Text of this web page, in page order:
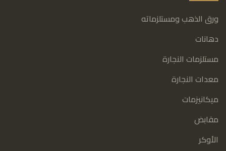
ورق الذهب ومستلزماته
دهانات
مستلزمات النجارة
معدات النجارة
ميكانيزمات
مقابض
الأوكر